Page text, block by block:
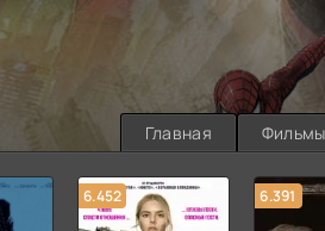
Главная Фильмы
6.452 6.391